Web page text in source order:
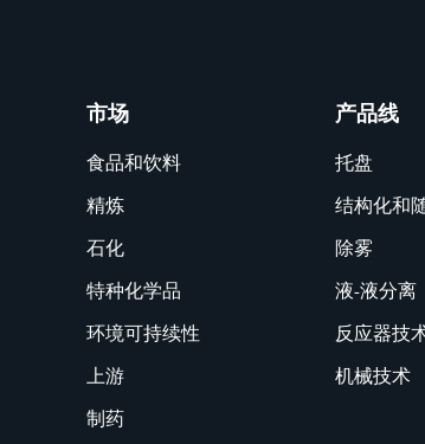
市场
食品和饮料
精炼
石化
特种化学品
环境可持续性
上游
制药
产品线
托盘
结构化和
除雾
液-液分离
反应器技
机械技术